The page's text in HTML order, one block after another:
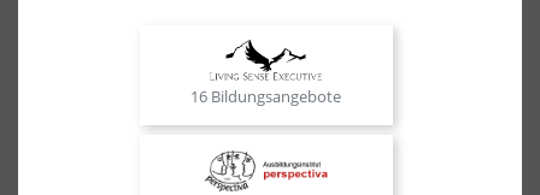
16 Bildungsangebote